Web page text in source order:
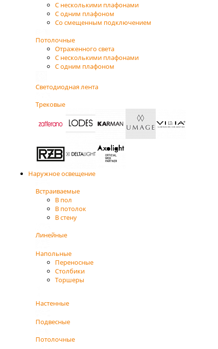
С несколькими плафонами
С одним плафоном
Со смещенным подключением
Потолочные
Отраженного света
С несколькими плафонами
С одним плафоном
Светодиодная лента
Трековые
Наружное освещение
Встраиваемые
В пол
В потолок
В стену
Линейные
Напольные
Переносные
Столбики
Торшеры
Настенные
Подвесные
Потолочные